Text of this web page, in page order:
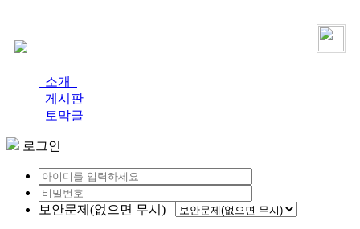
소개
게시판
토막글
로그인
보안문제(없으면 무시)